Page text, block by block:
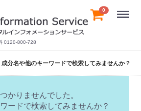
0120-800-728
0 Menu
分名や他のキーワードで検索してみませんか？
かりませんでした。
ードで検索してみませんか？